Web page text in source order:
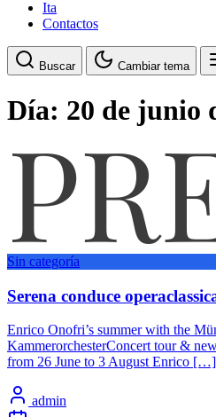
Ita
Contactos
Buscar Cambiar tema
Día: 20 de junio
Sin categoría
Serena conduce
Enrico Onofri’s summer with the
KammerorchesterConcert tour &
from 26 June to 3 August Enrico […]
admin